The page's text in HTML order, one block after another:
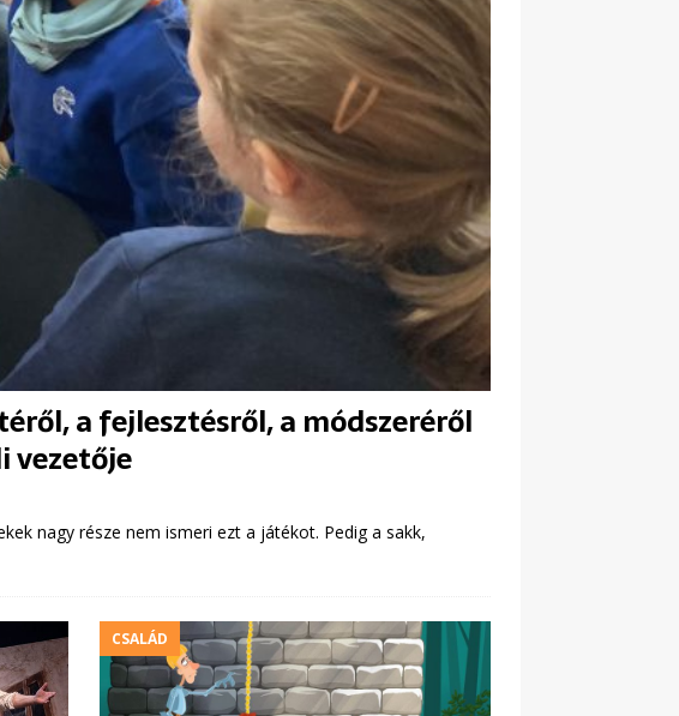
a fejlesztésről, a módszeréről
vezetője
nagy része nem ismeri ezt a játékot. Pedig a sakk,
CSALÁD